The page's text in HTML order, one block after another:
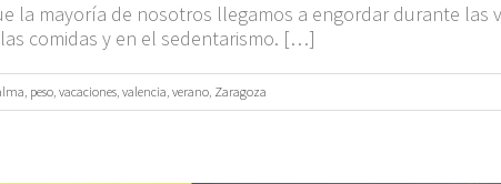
la mayoría de nosotros llegamos a engordar durante las
comidas y en el sedentarismo. […]
, peso, vacaciones, valencia, verano, Zaragoza